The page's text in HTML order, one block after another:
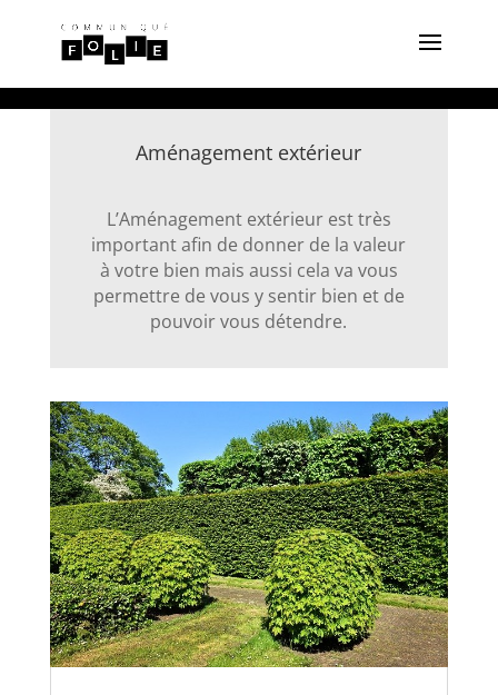
Aménagement extérieur
L’Aménagement extérieur est très
important afin de donner de la valeur
à votre bien mais aussi cela va vous
permettre de vous y sentir bien et de
pouvoir vous détendre.